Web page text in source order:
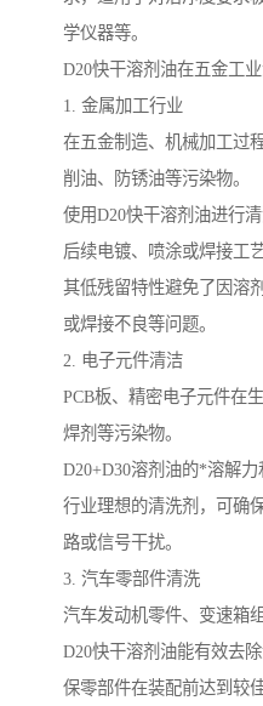
学仪器等。
D20快干溶剂油在五金工
1. 金属加工行业
在五金制造、机械加工过
削油、防锈油等污染物。
使用D20快干溶剂油进行
后续电镀、喷涂或焊接工
其低残留特性避免了因溶
或焊接不良等问题。
2. 电子元件清洁
PCB板、精密电子元件在
焊剂等污染物。
D20+D30溶剂油的*溶解
行业理想的清洗剂，可确
路或信号干扰。
3. 汽车零部件清洗
汽车发动机零件、变速箱
D20快干溶剂油能有效去
保零部件在装配前达到较